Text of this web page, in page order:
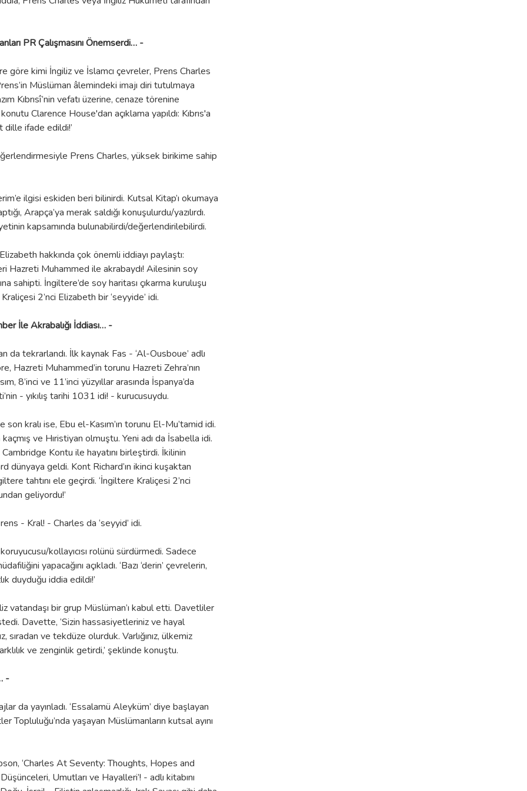
PR Çalışmasını Önemserdi… -
göre kimi İngiliz ve İslamcı çevreler, Prens Charles
Müslüman âlemindeki imajı diri tutulmaya
Kıbrısî’nin vefatı üzerine, cenaze törenine
Clarence House'dan açıklama yapıldı: Kıbrıs'a
dille ifade edildi!’
Prens Charles, yüksek birikime sahip
ilgisi eskiden beri bilinirdi. Kutsal Kitap’ı okumaya
Arapça’ya merak saldığı konuşulurdu/yazılırdı.
kapsamında bulunabilirdi/değerlendirilebilirdi.
hakkında çok önemli iddiayı paylaştı:
Hazreti Muhammed ile akrabaydı! Ailesinin soy
sahipti. İngiltere’de soy haritası çıkarma kuruluşu
2’nci Elizabeth bir ‘seyyide’ idi.
İle Akrabalığı İddiası… -
da tekrarlandı. İlk kaynak Fas - ‘Al-Ousboue’ adlı
Hazreti Muhammed’in torunu Hazreti Zehra’nın
8’inci ve 11’inci yüzyıllar arasında İspanya’da
- yıkılış tarihi 1031 idi! - kurucusuydu.
kralı ise, Ebu el-Kasım’ın torunu El-Mu’tamid idi.
kaçmış ve Hıristiyan olmuştu. Yeni adı da İsabella idi.
Kontu ile hayatını birleştirdi. İkilinin
dünyaya geldi. Kont Richard’ın ikinci kuşaktan
tahtını ele geçirdi. ‘İngiltere Kraliçesi 2’nci
geliyordu!’
- Kral! - Charles da ‘seyyid’ idi.
kollayıcısı rolünü sürdürmedi. Sadece
yapacağını açıkladı. ‘Bazı ‘derin’ çevrelerin,
duyduğu iddia edildi!’
vatandaşı bir grup Müslüman’ı kabul etti. Davetliler
Davette, ‘Sizin hassasiyetleriniz ve hayal
sıradan ve tekdüze olurduk. Varlığınız, ülkemiz
ve zenginlik getirdi,’ şeklinde konuştu.
-
da yayınladı. ‘Essalamü Aleyküm’ diye başlayan
yaşayan Müslümanların kutsal ayını
‘Charles At Seventy: Thoughts, Hopes and
Umutları ve Hayalleri’! - adlı kitabını